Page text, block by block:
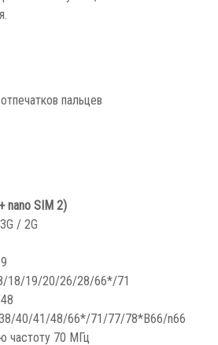
пальцев
nano SIM 2)
/ 2G
18/19/20/26/28/66*/71
40/41/48/66*/71/77/78*B66/n66
частоту 70 МГц